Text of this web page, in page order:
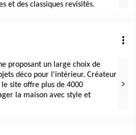
et des classiques revisités.
proposant un large choix de
déco pour l'intérieur. Créateur
site offre plus de 4000
la maison avec style et